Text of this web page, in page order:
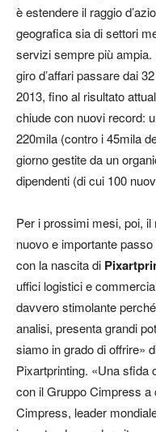
è estendere il raggio
geografica sia di settori
servizi sempre più
giro d’affari passare dai
2013, fino al risultato
chiude con nuovi record:
220mila (contro i 45mila
giorno gestite da un
dipendenti (di cui 100
Per i prossimi mesi, poi,
nuovo e importante
con la nascita di
uffici logistici e
davvero stimolante
analisi, presenta grandi
siamo in grado di offrire»
Pixartprinting. «Una sfida
con il Gruppo Cimpress a
Cimpress, leader